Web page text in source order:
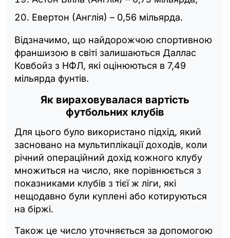
Евертон (Англія) – 0,56 мільярда.
Відзначимо, що найдорожчою спортивною
франшизою в світі залишаються Даллас
Ковбойз з НФЛ, які оцінюються в 7,49
мільярда фунтів.
Як вираховувалася вартість
футбольних клубів
Для цього було використано підхід, який
засновано на мультиплікації доходів, коли
річний операційний дохід кожного клубу
множиться на число, яке порівнюється з
показниками клубів з тієї ж ліги, які
нещодавно були куплені або котируються
на біржі.
Також це число уточняється за допомогою